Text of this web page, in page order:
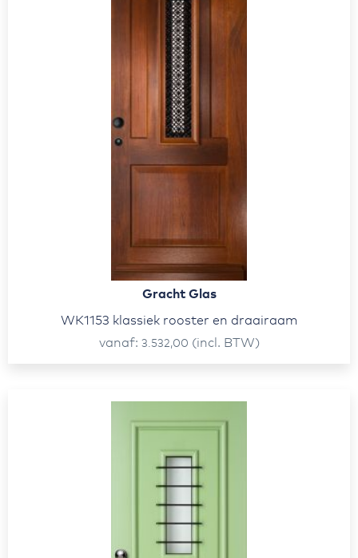
Gracht Glas
WK1153 klassiek rooster en draairaam
vanaf
3.532,00 (incl. BTW)